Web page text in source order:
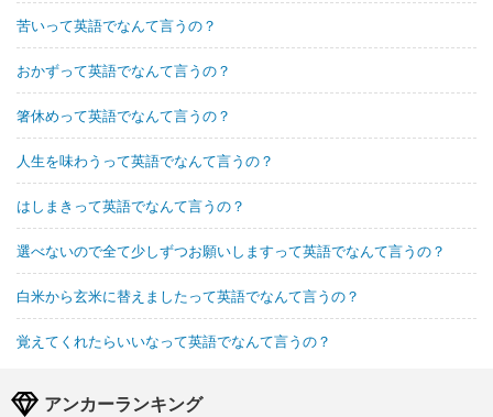
苦いって英語でなんて言うの？
おかずって英語でなんて言うの？
箸休めって英語でなんて言うの？
人生を味わうって英語でなんて言うの？
はしまきって英語でなんて言うの？
選べないので全て少しずつお願いしますって英語でなんて言うの？
白米から玄米に替えましたって英語でなんて言うの？
覚えてくれたらいいなって英語でなんて言うの？
アンカーランキング